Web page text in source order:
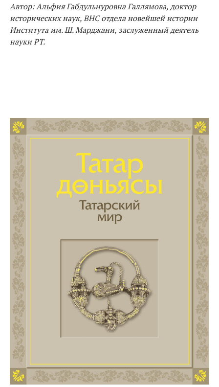
Автор: Альфия Габдульнуровна Галлямова, доктор
исторических наук, ВНС отдела новейшей истории
Института им. Ш. Марджани, заслуженный деятель
науки РТ.